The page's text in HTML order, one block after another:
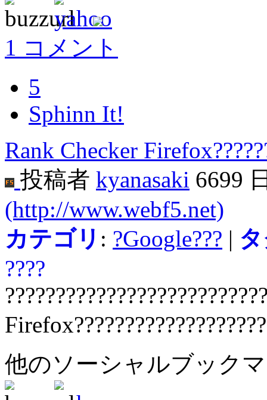
1 コメント
5
Sphinn It!
Rank Checker
投稿者 kyanasaki 6699
(http://www.webf5.net)
カテゴリ : ?Google??? |
????
他のソーシャルブック